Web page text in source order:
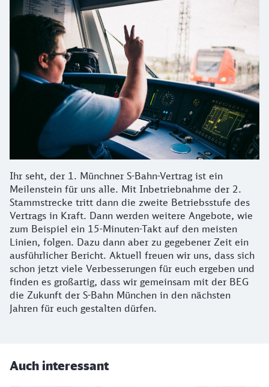
Ihr seht, der 1. Münchner S-Bahn-Vertrag ist ein
Meilenstein für uns alle. Mit Inbetriebnahme der 2.
Stammstrecke tritt dann die zweite Betriebsstufe des
Vertrags in Kraft. Dann werden weitere Angebote, wie
zum Beispiel ein 15-Minuten-Takt auf den meisten
Linien, folgen. Dazu dann aber zu gegebener Zeit ein
ausführlicher Bericht. Aktuell freuen wir uns, dass sich
schon jetzt viele Verbesserungen für euch ergeben und
finden es großartig, dass wir gemeinsam mit der BEG
die Zukunft der S-Bahn München in den nächsten
Jahren für euch gestalten dürfen.
Auch interessant